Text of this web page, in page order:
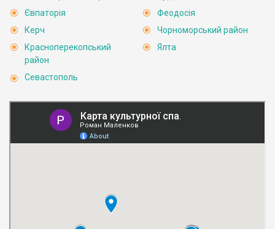
Євпаторія
Керч
Красноперекопський
район
Севастополь
Феодосія
Чорноморський район
Ялта